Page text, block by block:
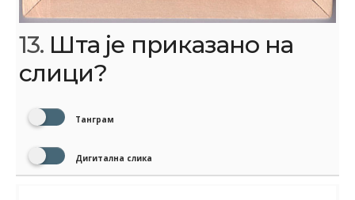
13. Шта је приказано на
слици?
Танграм
Дигитална слика